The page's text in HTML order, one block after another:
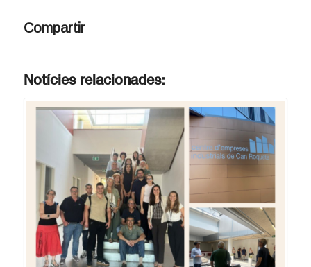
Compartir
Notícies relacionades: